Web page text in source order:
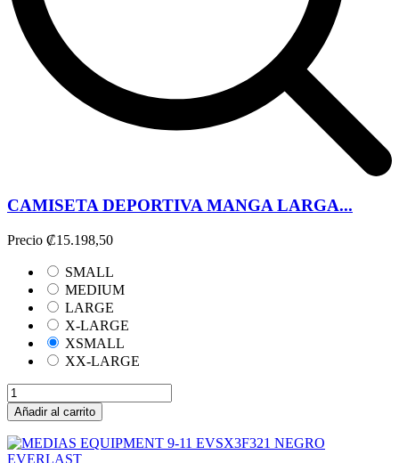
CAMISETA DEPORTIVA MANGA LARGA...
Precio ₡15.198,50
SMALL
MEDIUM
LARGE
X-LARGE
XSMALL
XX-LARGE
Añadir al carrito